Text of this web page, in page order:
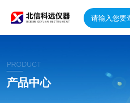
PRODUCT
产品中心